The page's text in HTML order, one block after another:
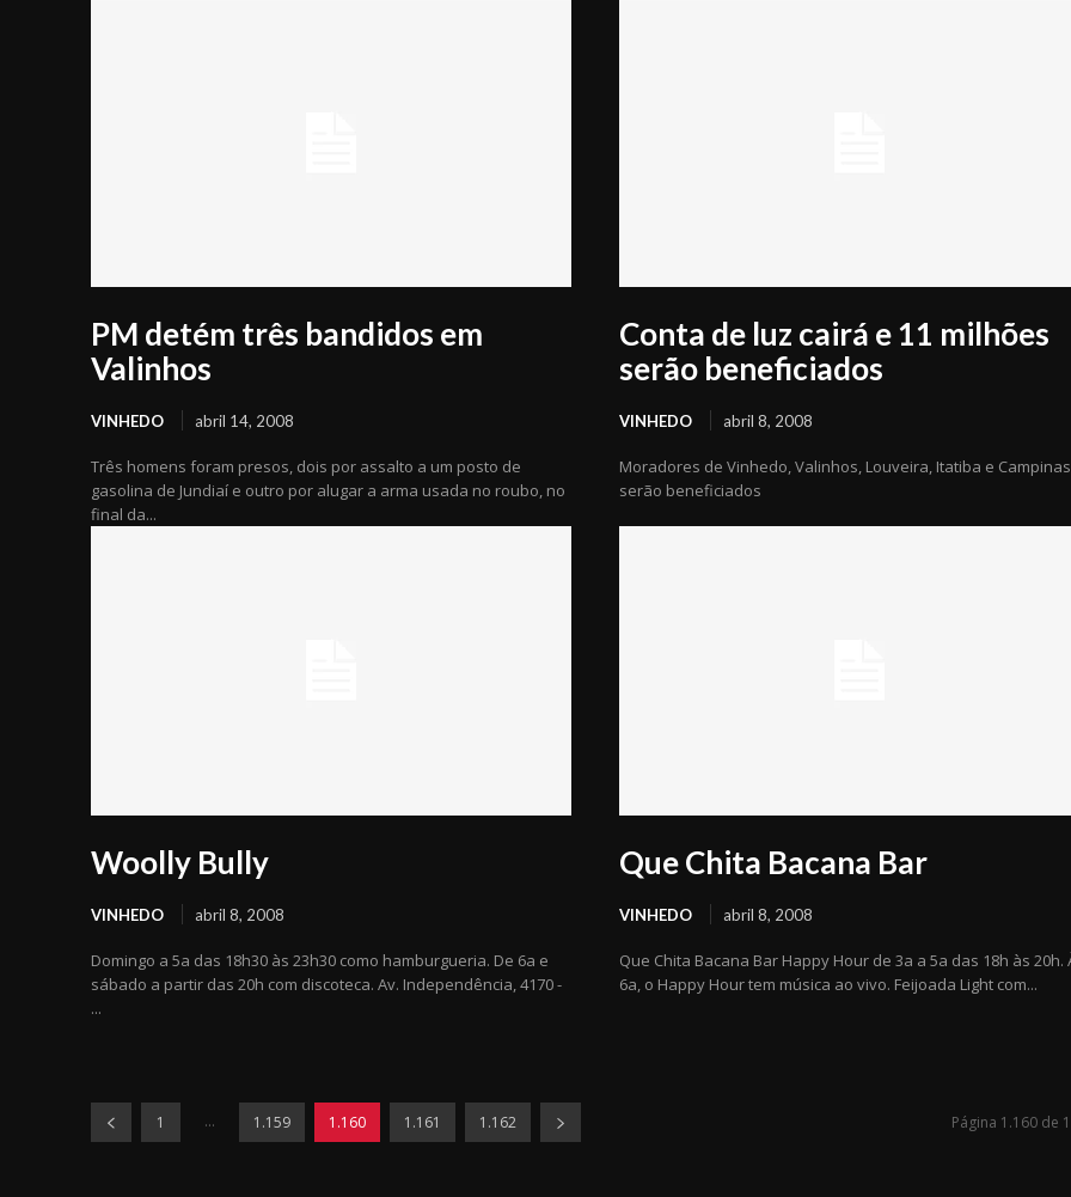
PM detém três bandidos em
Valinhos
VINHEDO abril 14, 2008
Três homens foram presos, dois por assalto a um posto de
gasolina de Jundiaí e outro por alugar a arma usada no roubo, no
final da...
Conta de luz cairá e 11 milhões
serão beneficiados
VINHEDO abril 8, 2008
Moradores de Vinhedo, Valinhos, Louveira, Itatiba e Campinas
serão beneficiados
Woolly Bully
VINHEDO abril 8, 2008
Domingo a 5a das 18h30 às 23h30 como hamburgueria. De 6a e
sábado a partir das 20h com discoteca. Av. Independência, 4170 -
...
Que Chita Bacana Bar
VINHEDO abril 8, 2008
Que Chita Bacana Bar Happy Hour de 3a a 5a das 18h às 20h.
6a, o Happy Hour tem música ao vivo. Feijoada Light com...
1 ... 1.159 1.160 1.161 1.162 Página 1.160 de